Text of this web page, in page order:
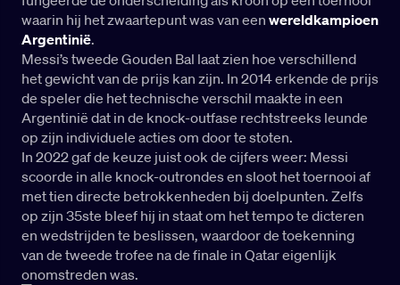
waarin hij het zwaartepunt was van een wereldkampioen
Argentinië.
Messi’s tweede Gouden Bal laat zien hoe verschillend
het gewicht van de prijs kan zijn. In 2014 erkende de prijs
de speler die het technische verschil maakte in een
Argentinië dat in de knock-outfase rechtstreeks leunde
op zijn individuele acties om door te stoten.
In 2022 gaf de keuze juist ook de cijfers weer: Messi
scoorde in alle knock-outrondes en sloot het toernooi af
met tien directe betrokkenheden bij doelpunten. Zelfs
op zijn 35ste bleef hij in staat om het tempo te dicteren
en wedstrijden te beslissen, waardoor de toekenning
van de tweede trofee na de finale in Qatar eigenlijk
onomstreden was.